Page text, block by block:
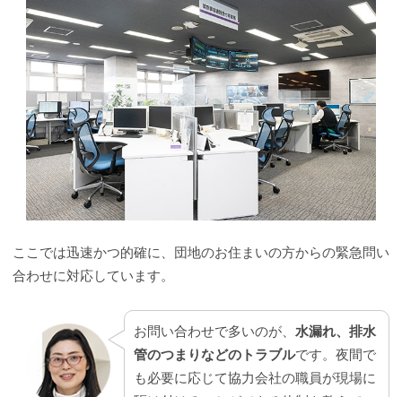
ここでは迅速かつ的確に、団地のお住まいの方からの緊急問い
合わせに対応しています。
お問い合わせで多いのが、 水漏れ、排水
管のつまりなどのトラブルです。夜間で
も必要に応じて協力会社の職員が現場に